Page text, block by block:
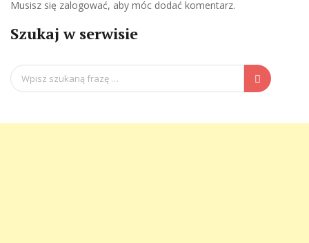
Musisz się zalogować, aby móc dodać komentarz.
Szukaj w serwisie
Search
for: